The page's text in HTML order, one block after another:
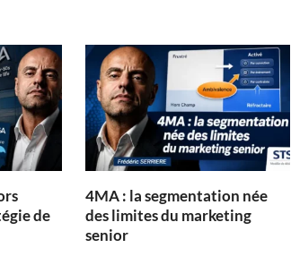
de
4MA : la segmentation née
des limites du marketing
senior